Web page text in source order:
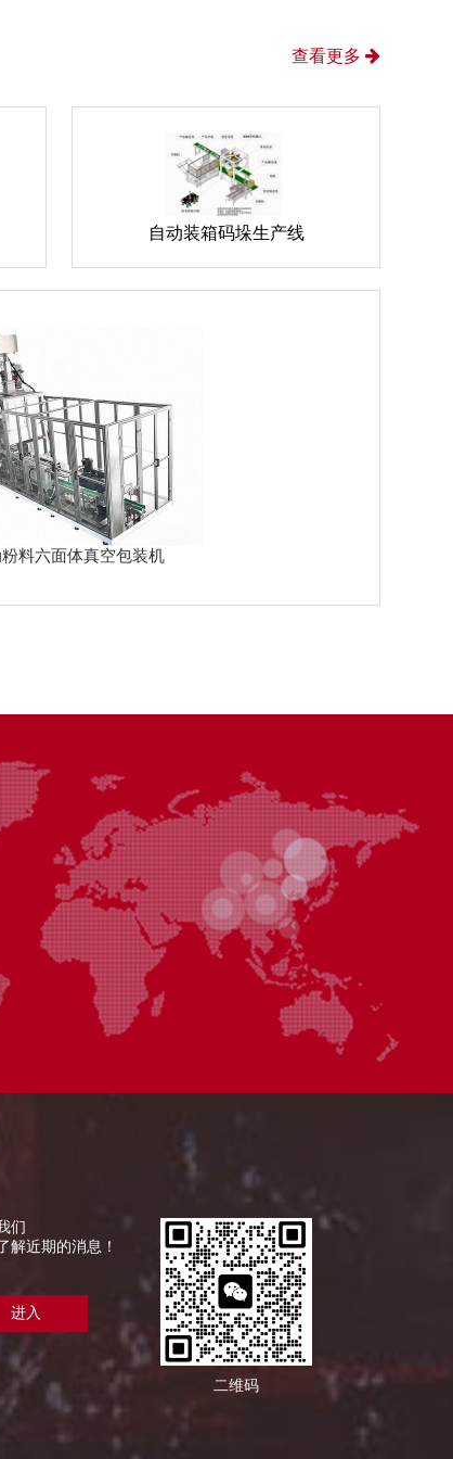
查看更多
自动装箱码垛生产线
料六面体真空包装机
将接近529.3亿元
市场将以10%年增速奔
，机器人正以60%的人力
商大促单日千万单、可
的核心动能。
们
解近期的消息！
进入
二维码